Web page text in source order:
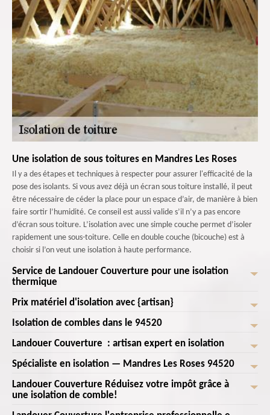
Une isolation de sous toitures en Mandres Les Roses
Il y a des étapes et techniques à respecter pour assurer l'efficacité de la
pose des isolants. Si vous avez déjà un écran sous toiture installé, il peut
être nécessaire de céder la place pour un espace d’air, de manière à bien
faire sortir l’humidité. Ce conseil est aussi valide s’il n’y a pas encore
d’écran sous toiture. L’isolation avec une simple couche permet d’isoler
rapidement une sous-toiture. Celle en double couche (bicouche) est à
choisir si l’on veut une isolation à haute performance.
Service de Landouer Couverture pour une isolation
thermique
L'une des méthodes d'isolation de comble les plus choisies est l'isolation
de revêtements. Il est facile de travailler avec ce moyen, même s’il faut
dont on isole vos combles dépend de l’espace de toit que vous voulez
pour éviter à la chaleur de sortir par l'espace inutilisé du toit. Une toiture
chaud est isolée entre et dessous des chevrons du toit.
Prix matériel d'isolation avec {artisan}
Les facteurs utiles que nous considérons souvent dans une isolation sont
le coût de l'isolation, les matériaux choisis et la méthode mise en œuvre.
vous aurez un pourcentage de TVA pour vous permettre de rénover
aussi d’un crédit d’impôt de bon pourcentage inclus dans la main
Isolation de combles dans le 94520
Les combles et le toit, sont des endroits où il y a le plus de déperditions
énergétiques. En effet, le fait est que l’air réchauffé est bien plus élevé
et donc la toiture. L’isolation des combles exactement comme celle du
toit est donc importante pour un milieu tempéré, mais également pour
pouvoir faire une économie d’énergie considérable. Entreprendre des
Landouer Couverture : artisan expert en isolation
Il faut faire appel à des professionnels pour parvenir à une isolation
parfaite du toit. Il ne faut pas hésiter de contacter une entreprise
réputée de votre ville pour éviter d’être escroqué. L’intervention des
Spécialiste en isolation — Mandres Les Roses 94520
Si vos combles sont habitables, choisissez une isolation intérieure en
préférant les isolants rouleaux de laine de verre ou laine de roche. Pour
Landouer Couverture Réduisez votre impôt grâce à
une isolation de comble!